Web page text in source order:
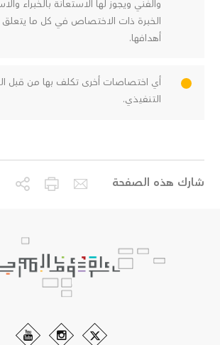
والفني ويجوز لها الاستعانة بالخبراء
الخبرة ذات الاختصاص في كل ما يتعلق
أهدافها.
أي اختصاصات أخرى تكلف بها من قبل
التنفيذي.
شارك هذه الصفحة